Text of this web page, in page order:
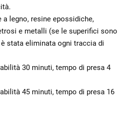
legno, resine epossidiche,
e metalli (se le superifici sono
stata eliminata ogni traccia di
30 minuti, tempo di presa 4
45 minuti, tempo di presa 16